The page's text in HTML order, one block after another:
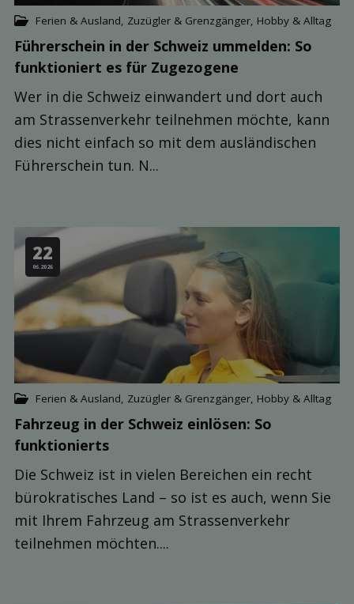
Ferien & Ausland Zuzügler & Grenzgänger Hobby & Alltag
Führerschein in der Schweiz ummelden: So
funktioniert es für Zugezogene
Wer in die Schweiz einwandert und dort auch
am Strassenverkehr teilnehmen möchte, kann
dies nicht einfach so mit dem ausländischen
Führerschein tun. N...
22
06.2026
Ferien & Ausland Zuzügler & Grenzgänger Hobby & Alltag
Fahrzeug in der Schweiz einlösen: So
funktionierts
Die Schweiz ist in vielen Bereichen ein recht
bürokratisches Land – so ist es auch, wenn Sie
mit Ihrem Fahrzeug am Strassenverkehr
teilnehmen möchten....